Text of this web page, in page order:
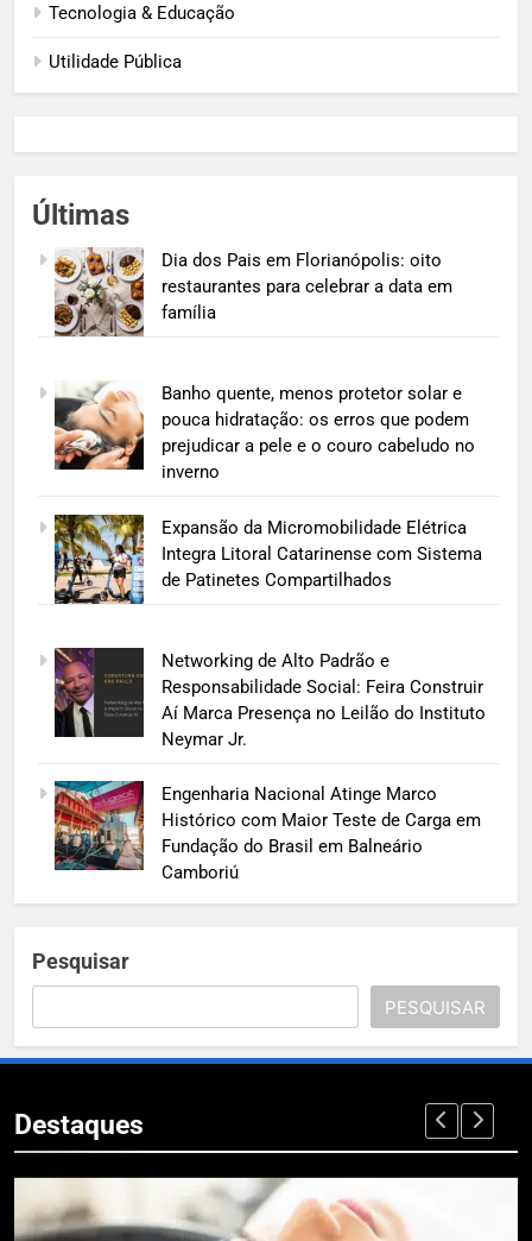
Tecnologia & Educação
Utilidade Pública
Últimas
Dia dos Pais em Florianópolis: oito
restaurantes para celebrar a data em
família
Banho quente, menos protetor solar e
pouca hidratação: os erros que podem
prejudicar a pele e o couro cabeludo no
inverno
Expansão da Micromobilidade Elétrica
Integra Litoral Catarinense com Sistema
de Patinetes Compartilhados
Networking de Alto Padrão e
Responsabilidade Social: Feira Construir
Aí Marca Presença no Leilão do Instituto
Neymar Jr.
Engenharia Nacional Atinge Marco
Histórico com Maior Teste de Carga em
Fundação do Brasil em Balneário
Camboriú
Pesquisar
PESQUISAR
Destaques